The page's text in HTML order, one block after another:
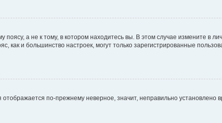
а не к тому, в котором находитесь вы. В этом случае измените в
как и большинство настроек, могут только зарегистрированные
по-прежнему неверное, значит, неправильно